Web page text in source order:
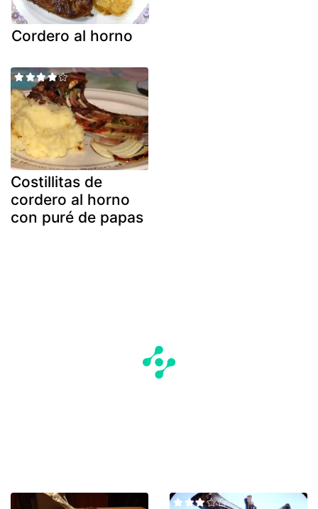
Cordero al horno
Costillitas de
cordero al horno
con puré de papas